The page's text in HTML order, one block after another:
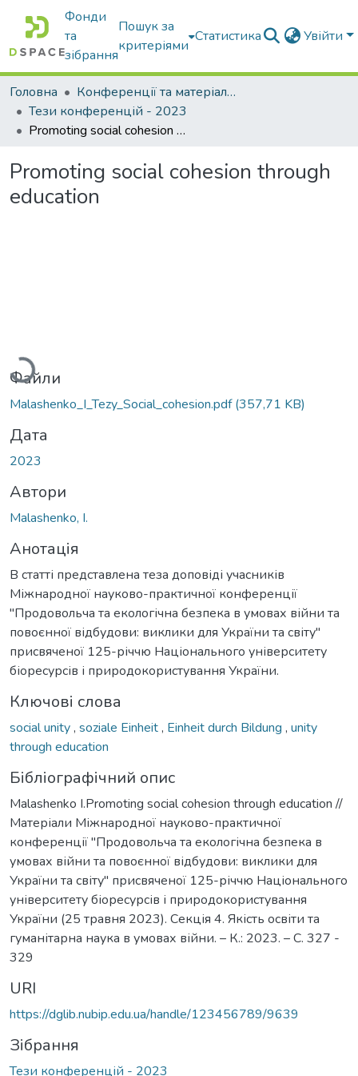
Фонди
та
зібрання
Пошук за
критеріями
Статистика Увійти
Головна
Конференції та матеріали конференцій
Тези конференцій - 2023
Promoting social cohesion through education
Promoting social cohesion through
education
Файли
Malashenko_I_Tezy_Social_cohesion.pdf(357,71 KB)
Дата
2023
Автори
Malashenko, I.
Анотація
В статті представлена теза доповіді учасників
Міжнародної науково-практичної конференції
"Продовольча та екологічна безпека в умовах війни та
повоєнної відбудови: виклики для України та світу"
присвяченої 125-річчю Національного університету
біоресурсів і природокористування України.
Ключові слова
social unity, soziale Einheit, Einheit durch Bildung , unity
through education
Бібліографічний опис
Malashenko I.Promoting social cohesion through education //
Матеріали Міжнародної науково-практичної
конференції "Продовольча та екологічна безпека в
умовах війни та повоєнної відбудови: виклики для
України та світу" присвяченої 125-річчю Національного
університету біоресурсів і природокористування
України (25 травня 2023). Секція 4. Якість освіти та
гуманітарна наука в умовах війни. – К.: 2023. – С. 327 -
329
URI
https://dglib.nubip.edu.ua/handle/123456789/9639
Зібрання
Тези конференцій - 2023